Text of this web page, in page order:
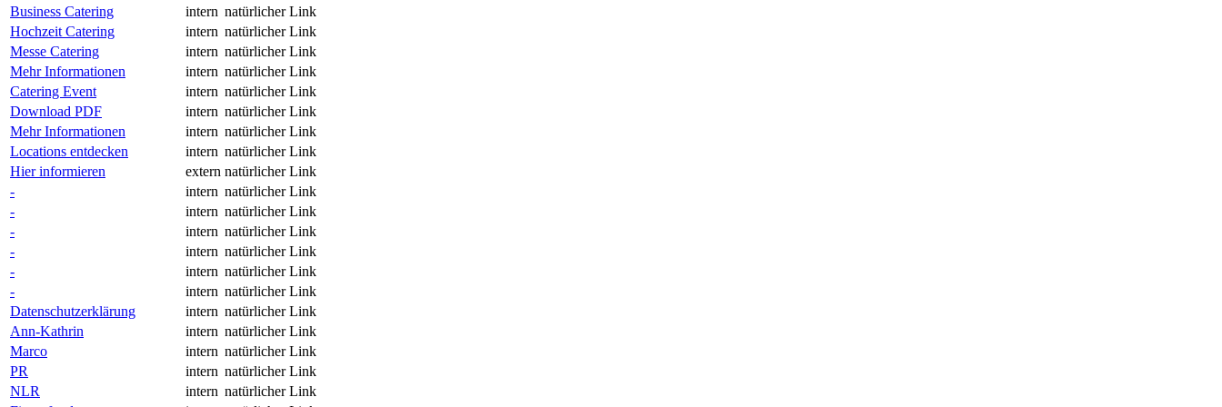
Business Catering intern natürlicher Link
Hochzeit Catering
intern natürlicher Link
Messe Catering
intern natürlicher Link
Mehr Informationen
intern natürlicher Link
Catering Event
intern natürlicher Link
Download PDF
intern natürlicher Link
Mehr Informationen
intern natürlicher Link
Locations entdecken
intern natürlicher Link
Hier informieren
extern natürlicher Link
-
intern natürlicher Link
-
intern natürlicher Link
-
intern natürlicher Link
-
intern natürlicher Link
-
intern natürlicher Link
-
intern natürlicher Link
Datenschutzerklärung
intern natürlicher Link
Ann-Kathrin
intern natürlicher Link
Marco
intern natürlicher Link
PR
intern natürlicher Link
NLR
intern natürlicher Link